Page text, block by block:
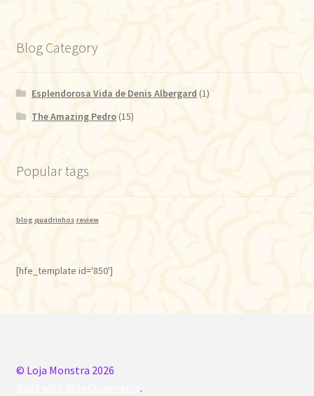
Blog Category
Esplendorosa Vida de Denis Albergard (1)
The Amazing Pedro (15)
Popular tags
blog quadrinhos review
[hfe_template id='850']
© Loja Monstra 2026
.